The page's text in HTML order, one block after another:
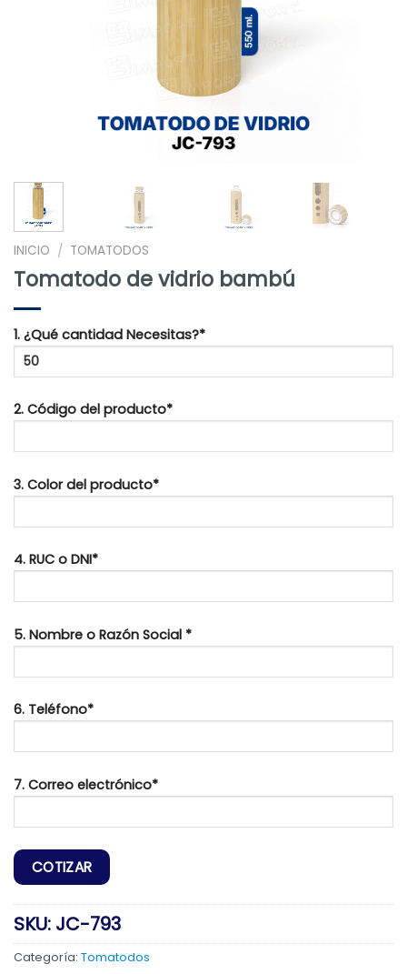
INICIO / TOMATODOS
Tomatodo de vidrio bambú
1. ¿Qué cantidad Necesitas?*
2. Código del producto*
3. Color del producto*
4. RUC o DNI*
5. Nombre o Razón Social *
6. Teléfono*
7. Correo electrónico*
SKU: JC-793
Categoría: Tomatodos